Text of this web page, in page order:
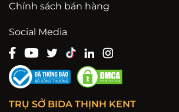
Chính sách bán hàng
Social Media
TRỤ SỞ BIDA THỊNH KENT